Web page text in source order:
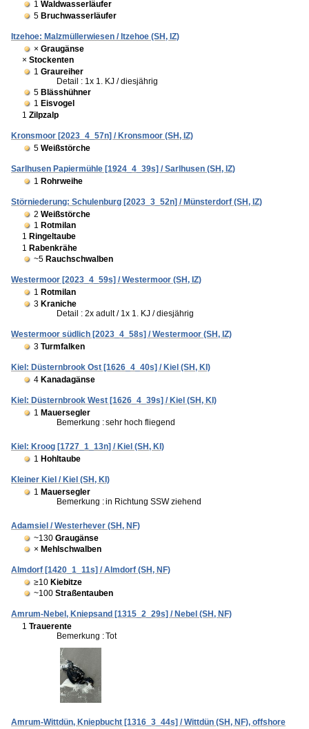
1 Waldwasserläufer
5 Bruchwasserläufer
Itzehoe: Malzmüllerwiesen / Itzehoe (SH, IZ)
× Graugänse
× Stockenten
1 Graureiher
Detail : 1x 1. KJ / diesjährig
5 Blässhühner
1 Eisvogel
1 Zilpzalp
Kronsmoor [2023_4_57n] / Kronsmoor (SH, IZ)
5 Weißstörche
Sarlhusen Papiermühle [1924_4_39s] / Sarlhusen (SH, IZ)
1 Rohrweihe
Störniederung: Schulenburg [2023_3_52n] / Münsterdorf (SH, IZ)
2 Weißstörche
1 Rotmilan
1 Ringeltaube
1 Rabenkrähe
~5 Rauchschwalben
Westermoor [2023_4_59s] / Westermoor (SH, IZ)
1 Rotmilan
3 Kraniche
Detail : 2x adult / 1x 1. KJ / diesjährig
Westermoor südlich [2023_4_58s] / Westermoor (SH, IZ)
3 Turmfalken
Kiel: Düsternbrook Ost [1626_4_40s] / Kiel (SH, KI)
4 Kanadagänse
Kiel: Düsternbrook West [1626_4_39s] / Kiel (SH, KI)
1 Mauersegler
Bemerkung :sehr hoch fliegend
Kiel: Kroog [1727_1_13n] / Kiel (SH, KI)
1 Hohltaube
Kleiner Kiel / Kiel (SH, KI)
1 Mauersegler
Bemerkung :in Richtung SSW ziehend
Adamsiel / Westerhever (SH, NF)
~130 Graugänse
× Mehlschwalben
Almdorf [1420_1_11s] / Almdorf (SH, NF)
≥10 Kiebitze
~100 Straßentauben
Amrum-Nebel, Kniepsand [1315_2_29s] / Nebel (SH, NF)
1 Trauerente
Bemerkung :Tot
Amrum-Wittdün, Kniepbucht [1316_3_44s] / Wittdün (SH, NF), offshore